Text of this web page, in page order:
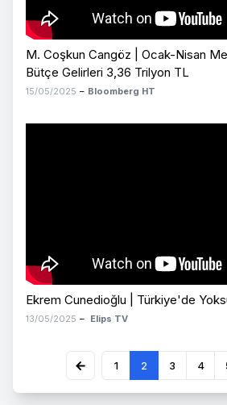
M. Coşkun Cangöz | Ocak-Nisan
Bütçe Gelirleri 3,36 Trilyon TL
15/05/2025 – Bloomberg HT
Ekrem Cunedioğlu | Türkiye'de
13/05/2025 – Elips TV
1 2 3 4